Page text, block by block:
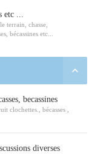
etc ...
terrain, chasse,
bécassines etc...
becassines
clochettes., bécasses ,
diverses